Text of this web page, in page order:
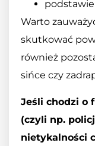
Warto
skutkować
również
sińce czy
Jeśli chodzi o
(czyli np.
nietykalności